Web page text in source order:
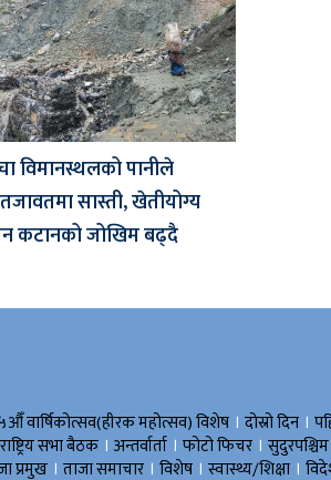
विमानस्थलको पानीले
सास्ती, खेतीयोग्य
कटानको जोखिम बढ्दै
वार्षिकोत्सव(हीरक महोत्सव) विशेष । दोस्रो दिन ।
राष्ट्रिय सभा बैठक । अन्तर्वार्ता । फोटो फिचर । सुदुरपश्चिम
प्रमुख । ताजा समाचार । विशेष । स्वास्थ्य/शिक्षा ।